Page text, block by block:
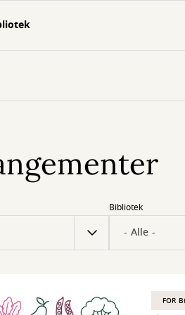
Bibliotek
FOR